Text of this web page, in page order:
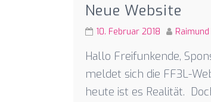
Neue Website
10. Februar 2018
Hallo Freifunkende,
meldet sich die FF3L-
heute ist es Realität.